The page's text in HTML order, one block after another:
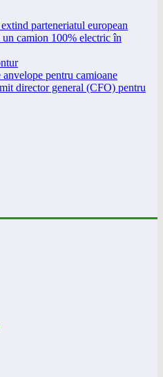
parteneriatul european
camion 100% electric în
pentru camioane
director general (CFO) pentru